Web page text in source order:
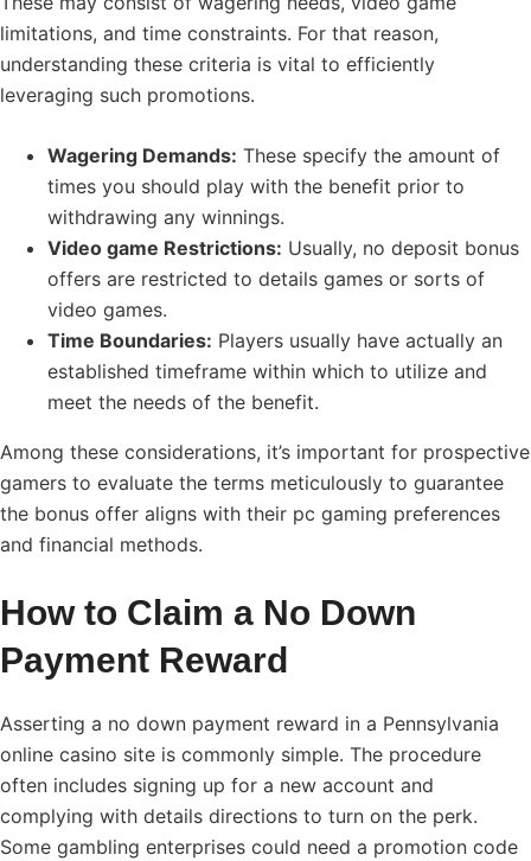
limitations, and time constraints. For that reason,
understanding these criteria is vital to efficiently
leveraging such promotions.
Wagering Demands: These specify the amount of
times you should play with the benefit prior to
withdrawing any winnings.
Video game Restrictions: Usually, no deposit bonus
offers are restricted to details games or sorts of
video games.
Time Boundaries: Players usually have actually an
established timeframe within which to utilize and
meet the needs of the benefit.
Among these considerations, it’s important for prospective
gamers to evaluate the terms meticulously to guarantee
the bonus offer aligns with their pc gaming preferences
and financial methods.
How to Claim a No Down
Payment Reward
Asserting a no down payment reward in a Pennsylvania
online casino site is commonly simple. The procedure
often includes signing up for a new account and
complying with details directions to turn on the perk.
Some gambling enterprises could need a promotion code